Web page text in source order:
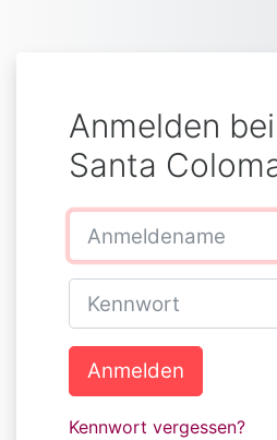
Anmelden
Santa
Anmeldename
Kennwort
Anmelden
Kennwort vergessen?